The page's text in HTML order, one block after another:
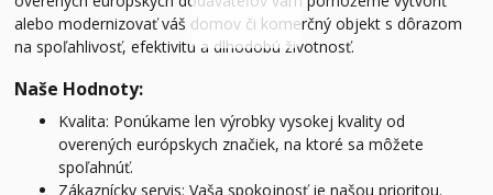
alebo modernizovať váš domov či komerčný objekt s dôrazom
na spoľahlivosť, efektivitu a dlhodobú životnosť.
Naše Hodnoty:
Kvalita: Ponúkame len výrobky vysokej kvality od
overených európskych značiek, na ktoré sa môžete
spoľahnúť.
Zákaznícky servis: Vaša spokojnosť je našou prioritou.